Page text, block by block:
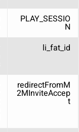
PLAY_SESSIO
N
li_fat_id
redirectFromM
2MInviteAccep
t